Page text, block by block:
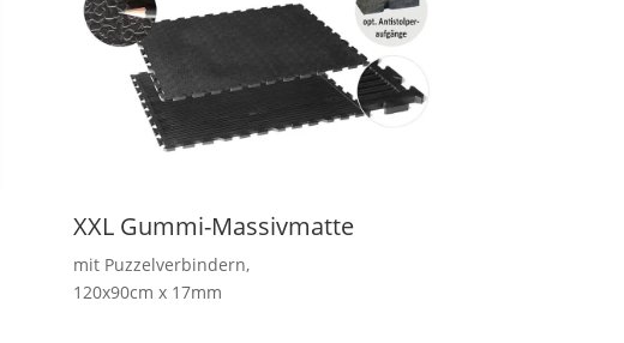
XXL Gummi-Massivmatte
mit Puzzelverbindern,
120x90cm x 17mm